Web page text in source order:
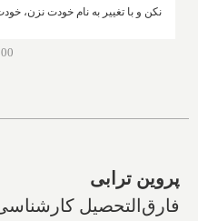
نکن و با تغییر به نام خودت نزن،
پروین ترابی
فارق‌التحصیل